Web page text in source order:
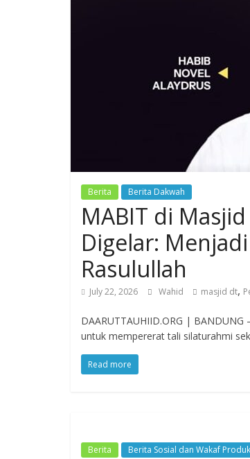
Berita Berita Dakwah
MABIT di
Digelar:
Rasulullah
July 22, 2026 Wahid masjid dt,
DAARUTTAUHIID.ORG |
untuk mempererat tali silaturahmi
Read more
Berita Berita Sosial dan Wakaf